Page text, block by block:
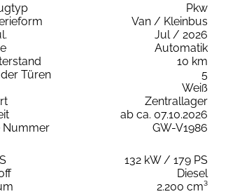
Pkw
Van / Kleinbus
Jul / 2026
Automatik
10 km
Türen
5
Weiß
Zentrallager
ab ca. 07.10.2026
Nummer
GW-V1986
132 kW / 179 PS
Diesel
2.200 cm³